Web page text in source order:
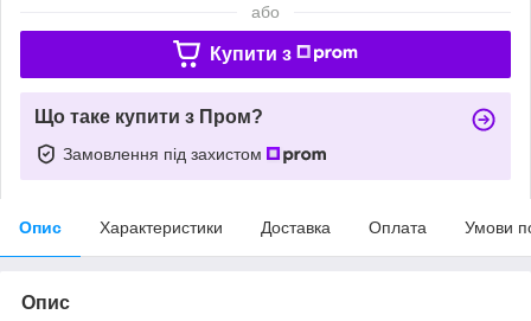
або
Купити з
Що таке купити з Пром?
Замовлення під захистом
Опис Характеристики Доставка Оплата Умови
Опис